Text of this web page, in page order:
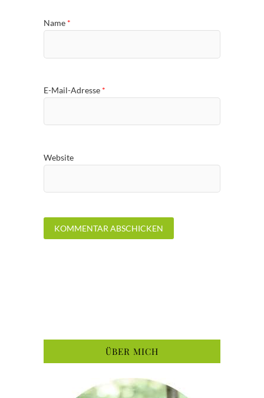
Name *
E-Mail-Adresse *
Website
ÜBER MICH